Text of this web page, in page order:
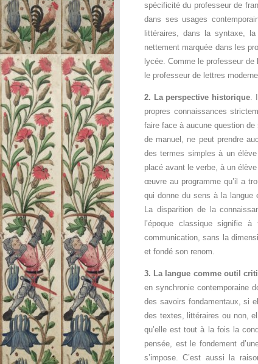
spécificité du professeur de
dans ses usages
littéraires, dans la syntaxe,
nettement marquée dans les
lycée. Comme le professeur
le professeur de lettres
2. La perspective historique.
propres connaissances
faire face à aucune question
de manuel, ne peut prendre
des termes simples à un
placé avant le verbe, à un
œuvre au programme qu’il a
qui donne du sens à la langue
La disparition de la
l’époque classique signifie
communication, sans la
et fondé son renom.
3. La langue comme outil
en synchronie contemporaine
des savoirs fondamentaux, si
des textes, littéraires ou non,
qu’elle est tout à la fois la
pensée, est le fondement
s’impose. C’est aussi la